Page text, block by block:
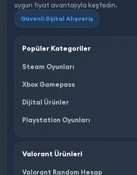
uygun fiyat avantajıyla keşfedin.
Güvenli Dijital Alışveriş
Popüler Kategoriler
Steam Oyunları
Xbox Gamepass
Dijital Ürünler
Playstation Oyunları
Valorant Ürünleri
Valorant Random Hesap